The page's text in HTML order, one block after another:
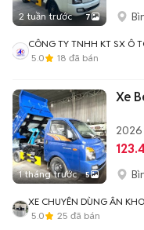
2 tuần trước 7
CÔNG TY TNHH KT SX Ô
5.0
18 đã bán
1 tháng trước 5
Xe
2026
XE CHUYÊN DÙNG ÂN
5.0
25 đã bán